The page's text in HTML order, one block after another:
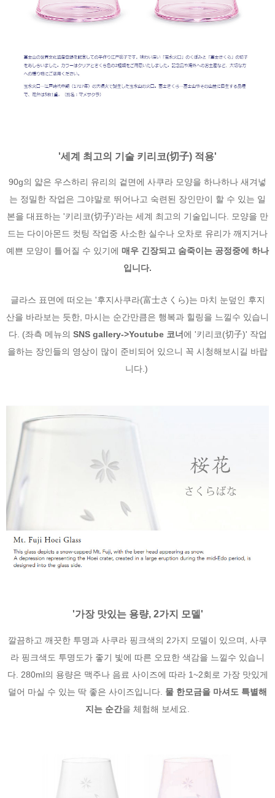
'세계 최고의 기술 키리코(切子) 적용'
90g의 얇은 우스하리 유리의 겉면에 사쿠라 모양을 하나하나 새겨넣
는 정밀한 작업은 그야말로 뛰어나고 숙련된 장인만이 할 수 있는 일
본을 대표하는 '키리코(切子)'라는 세계 최고의 기술입니다. 모양을 만
드는 다이아몬드 컷팅 작업중 사소한 실수나 오차로 유리가 깨지거나
예쁜 모양이 틀어질 수 있기에 매우 긴장되고 숨죽이는 공정중에 하나
입니다.
글라스 표면에 떠오는 '후지사쿠라(富士さくら)는 마치 눈덮인 후지
산을 바라보는 듯한, 마시는 순간만큼은 행복과 힐링을 느낄수 있습니
다. (좌측 메뉴의 SNS gallery->Youtube 코너 에 '키리코(切子)' 작업
을하는 장인들의 영상이 많이 준비되어 있으니 꼭 시청해보시길 바랍
니다.)
'가장 맛있는 용량, 2가지 모델'
깔끔하고 깨끗한 투명과 사쿠라 핑크색의 2가지 모델이 있으며, 사쿠
라 핑크색도 투명도가 좋기 빛에 따른 오묘한 색감을 느낄수 있습니
다. 280ml의 용량은 맥주나 음료 사이즈에 따라 1~2회로 가장 맛있게
덜어 마실 수 있는 딱 좋은 사이즈입니다. 물 한모금을 마셔도 특별해
지는 순간을 체험해 보세요.